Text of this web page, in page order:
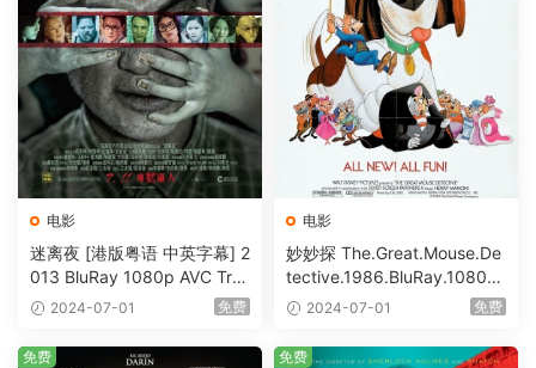
电影
迷离夜 [港版粤语 中英字幕] 2
013 BluRay 1080p AVC Tru
eHD5.1 [BDISO 22.64GB]
2024-07-01 免费
电影
妙妙探 The.Great.Mouse.De
tective.1986.BluRay.1080p.
AVC.DTS-HD.MA.5.1-HDHo
2024-07-01 免费
免费 免费